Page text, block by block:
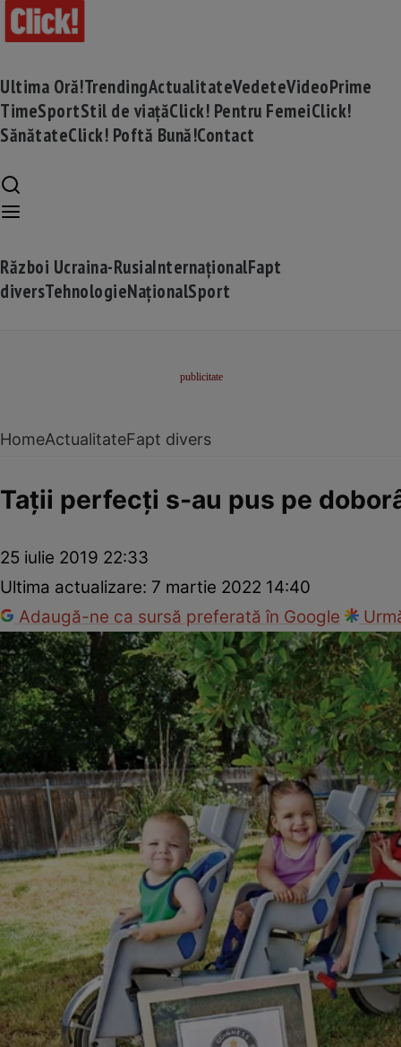
Ultima Oră!TrendingActualitateVedeteVideoPrime
TimeSportStil de viațăClick! Pentru FemeiClick!
SănătateClick! Poftă Bună!Contact
Război Ucraina-RusiaInternaționalFapt
diversTehnologieNaționalSport
HomeActualitateFapt divers
Taţii perfecţi s-au pus pe
25 iulie 2019 22:33
Ultima actualizare: 7 martie 2022 14:40
Adaugă-ne ca sursă preferată în Google